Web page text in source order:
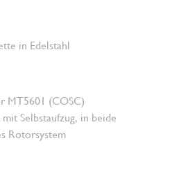
in Edelstahl
MT5601 (COSC)
Selbstaufzug, in beide
Rotorsystem